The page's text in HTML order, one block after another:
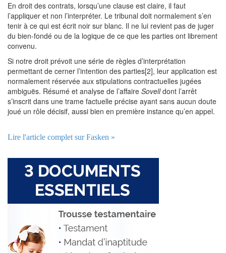
En droit des contrats, lorsqu’une clause est claire, il faut
l’appliquer et non l’interpréter. Le tribunal doit normalement s’en
tenir à ce qui est écrit noir sur blanc. Il ne lui revient pas de juger
du bien-fondé ou de la logique de ce que les parties ont librement
convenu.
Si notre droit prévoit une série de règles d’interprétation
permettant de cerner l’intention des parties[2], leur application est
normalement réservée aux stipulations contractuelles jugées
ambiguës. Résumé et analyse de l’affaire Sovelldont l’arrêt
s’inscrit dans une trame factuelle précise ayant sans aucun doute
joué un rôle décisif, aussi bien en première instance qu’en appel.
Lire l'article complet sur Fasken »